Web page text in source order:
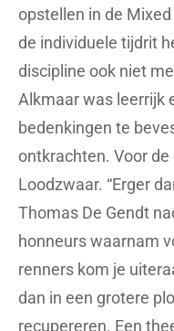
opstellen in de
de individuele tijdrit
discipline ook niet
Alkmaar was leerrijk
bedenkingen te
ontkrachten. Voor
Loodzwaar. “Erger
Thomas De Gendt
honneurs waarnam
renners kom je
dan in een grotere
recupereren. Een